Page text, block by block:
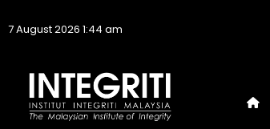
7 August 2026 1:44 am